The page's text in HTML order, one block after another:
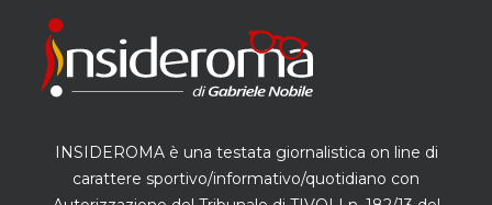
INSIDEROMA è una testata giornalistica on line di
carattere sportivo/informativo/quotidiano con